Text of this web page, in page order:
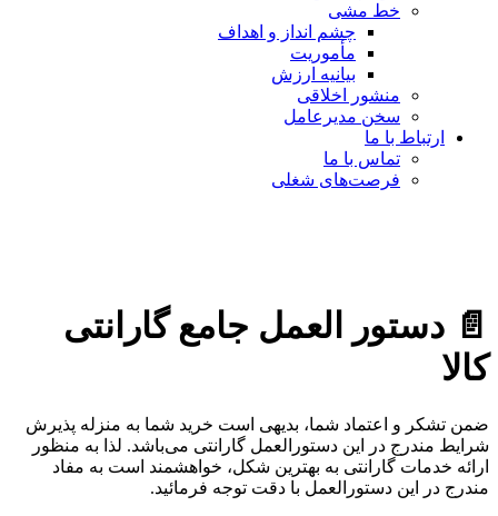
خط مشی
چشم انداز و اهداف
مأموریت
بیانیه ارزش
منشور اخلاقی
سخن مدیرعامل
ارتباط با ما
تماس با ما
فرصت‌های شغلی
📄 دستور العمل جامع گارانتی
کالا
ضمن تشکر و اعتماد شما، بدیهی است خرید شما به منزله پذیرش
شرایط مندرج در این دستورالعمل گارانتی می‌باشد. لذا به منظور
ارائه خدمات گارانتی به بهترین شکل، خواهشمند است به مفاد
مندرج در این دستورالعمل با دقت توجه فرمائید.